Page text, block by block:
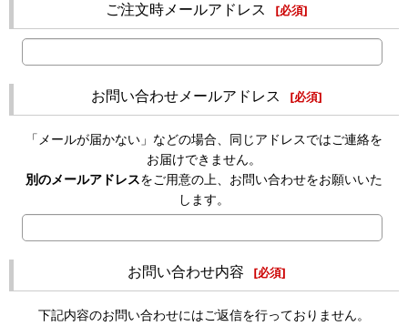
ご注文時メールアドレス [必須]
お問い合わせメールアドレス [必須]
「メールが届かない」などの場合、同じアドレスではご連絡を
お届けできません。
別のメールアドレスをご用意の上、お問い合わせをお願いいた
します。
お問い合わせ内容 [必須]
下記内容のお問い合わせにはご返信を行っておりません。